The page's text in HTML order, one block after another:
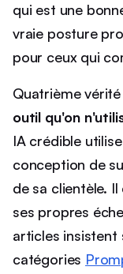
qui est une
vraie posture
pour ceux qui
Quatrième vérité
outil qu'on
IA crédible
conception de
de sa clientèle.
ses propres
articles insistent
catégories